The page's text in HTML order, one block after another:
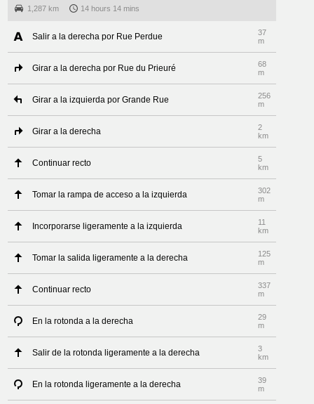
1,287 km 14 hours 14 mins
Salir a la derecha por Rue Perdue
37
m
Girar a la derecha por Rue du Prieuré
68
m
Girar a la izquierda por Grande Rue
256
m
Girar a la derecha
2
km
Continuar recto
5
km
Tomar la rampa de acceso a la izquierda
302
m
Incorporarse ligeramente a la izquierda
11
km
Tomar la salida ligeramente a la derecha
125
m
Continuar recto
337
m
En la rotonda a la derecha
29
m
Salir de la rotonda ligeramente a la derecha
3
km
En la rotonda ligeramente a la derecha
39
m